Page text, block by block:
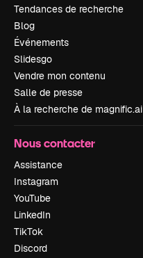
Tendances de recherche
Blog
Événements
Slidesgo
Vendre mon contenu
Salle de presse
À la recherche de magnific.ai
Nous contacter
Assistance
Instagram
YouTube
LinkedIn
TikTok
Discord